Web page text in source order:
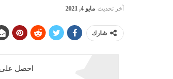
آخر تحديث مايو 4, 2021
شارك
احصل